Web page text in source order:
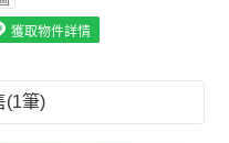
獲取物件詳情
(1筆)